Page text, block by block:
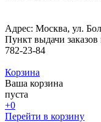
Адрес: Москва, ул.
Пункт выдачи
782-23-84
Корзина
Ваша корзина
пуста
+0
Перейти в корзину